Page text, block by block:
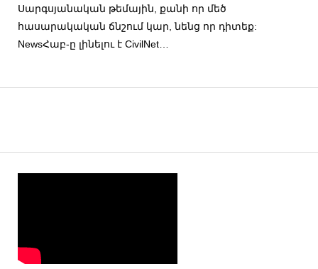
Սարգսյանական թեմային, քանի որ մեծ
հասարակական ճնշում կար, նենց որ դիտեք:
NewsՀաբ-ը լինելու է CivilNet…